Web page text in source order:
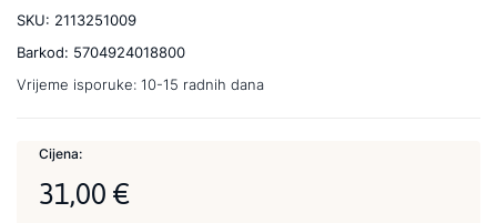
SKU: 2113251009
Barkod: 5704924018800
Vrijeme isporuke: 10-15 radnih dana
Cijena:
31,00 €